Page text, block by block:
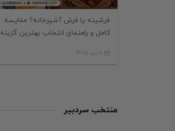
فرشینه یا فرش آشپزخانه؟ مقایسه
کامل و راهنمای انتخاب بهترین گزینه
9 تیر 1405
منتخب سردبیر